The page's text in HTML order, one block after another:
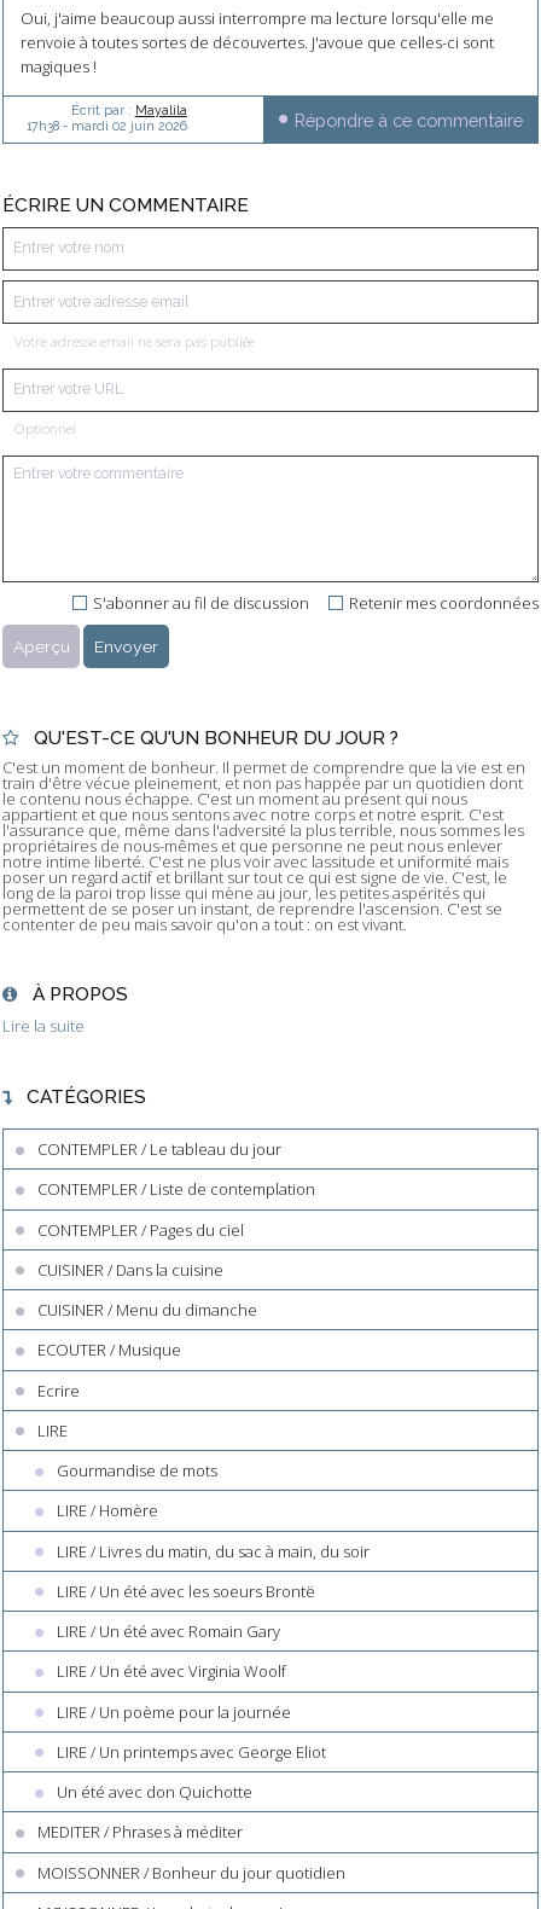
Oui, j'aime beaucoup aussi interrompre ma lecture lorsqu'elle me
renvoie à toutes sortes de découvertes. J'avoue que celles-ci sont
magiques !
Écrit par : Mayalila
17h38- mardi 02 juin 2026 Répondre à ce commentaire
ÉCRIRE UN COMMENTAIRE
Votre adresse email ne sera pas publiée
Optionnel
Retenir mes coordonnées
S'abonner au fil de discussion
QU'EST-CE QU'UN BONHEUR DU JOUR ?
C'est un moment de bonheur. Il permet de comprendre que la vie est en
train d'être vécue pleinement, et non pas happée par un quotidien dont
le contenu nous échappe. C'est un moment au présent qui nous
appartient et que nous sentons avec notre corps et notre esprit. C'est
l'assurance que, même dans l'adversité la plus terrible, nous sommes les
propriétaires de nous-mêmes et que personne ne peut nous enlever
notre intime liberté. C'est ne plus voir avec lassitude et uniformité mais
poser un regard actif et brillant sur tout ce qui est signe de vie. C'est, le
long de la paroi trop lisse qui mène au jour, les petites aspérités qui
permettent de se poser un instant, de reprendre l'ascension. C'est se
contenter de peu mais savoir qu'on a tout : on est vivant.
À PROPOS
Lire la suite
CATÉGORIES
CONTEMPLER / Le tableau du jour
CONTEMPLER / Liste de contemplation
CONTEMPLER / Pages du ciel
CUISINER / Dans la cuisine
CUISINER / Menu du dimanche
ECOUTER / Musique
Ecrire
LIRE
Gourmandise de mots
LIRE / Homère
LIRE / Livres du matin, du sac à main, du soir
LIRE / Un été avec les soeurs Brontë
LIRE / Un été avec Romain Gary
LIRE / Un été avec Virginia Woolf
LIRE / Un poème pour la journée
LIRE / Un printemps avec George Eliot
Un été avec don Quichotte
MEDITER / Phrases à méditer
MOISSONNER / Bonheur du jour quotidien